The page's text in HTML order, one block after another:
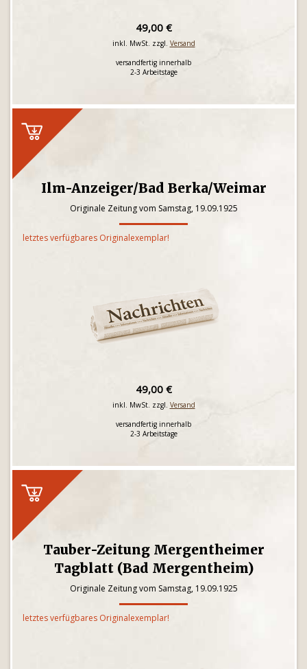
49,00 €
inkl. MwSt. zzgl. Versand
versandfertig innerhalb
2-3 Arbeitstage
Ilm-Anzeiger/Bad Berka/Weimar
Originale Zeitung vom Samstag, 19.09.1925
letztes verfügbares Originalexemplar!
49,00 €
inkl. MwSt. zzgl. Versand
versandfertig innerhalb
2-3 Arbeitstage
Tauber-Zeitung Mergentheimer
Tagblatt (Bad Mergentheim)
Originale Zeitung vom Samstag, 19.09.1925
letztes verfügbares Originalexemplar!